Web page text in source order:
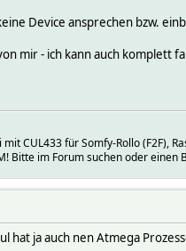
Device ansprechen bzw.
mir - ich kann auch komplett
CUL433 für Somfy-Rollo (F2F),
Bitte im Forum suchen oder einen
hat ja auch nen Atmega